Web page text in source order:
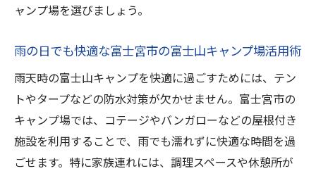
ャンプ場を選びましょう。
雨の日でも快適な富士宮市の富士山キャンプ場活用術
雨天時の富士山キャンプを快適に過ごすためには、テン
トやタープなどの防水対策が欠かせません。富士宮市の
キャンプ場では、コテージやバンガローなどの屋根付き
施設を利用することで、雨でも濡れずに快適な時間を過
ごせます。特に家族連れには、調理スペースや休憩所が